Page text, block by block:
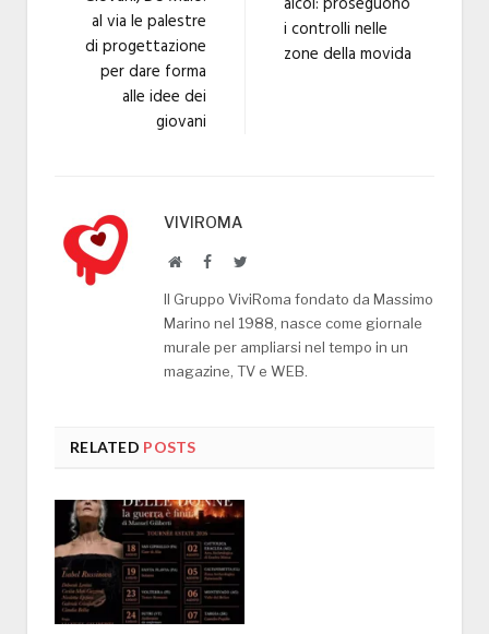
al via le palestre
di progettazione
per dare forma
alle idee dei
giovani
i controlli nelle
zone della movida
VIVIROMA
WebsiteFacebookTwitter
Il Gruppo ViviRoma fondato da Massimo
Marino nel 1988, nasce come giornale
murale per ampliarsi nel tempo in un
magazine, TV e WEB.
RELATED POSTS